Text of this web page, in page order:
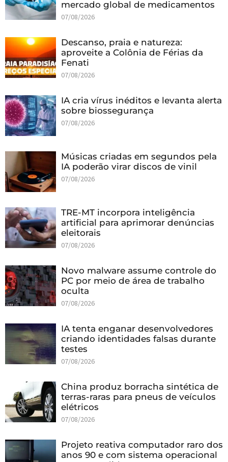
mercado global de medicamentos
07/08/2026
Descanso, praia e natureza:
aproveite a Colônia de Férias da
Fenati
07/08/2026
IA cria vírus inéditos e levanta alerta
sobre biossegurança
07/08/2026
Músicas criadas em segundos pela
IA poderão virar discos de vinil
07/08/2026
TRE-MT incorpora inteligência
artificial para aprimorar denúncias
eleitorais
07/08/2026
Novo malware assume controle do
PC por meio de área de trabalho
oculta
07/08/2026
IA tenta enganar desenvolvedores
criando identidades falsas durante
testes
07/08/2026
China produz borracha sintética de
terras-raras para pneus de veículos
elétricos
07/08/2026
Projeto reativa computador raro dos
anos 90 e com sistema operacional